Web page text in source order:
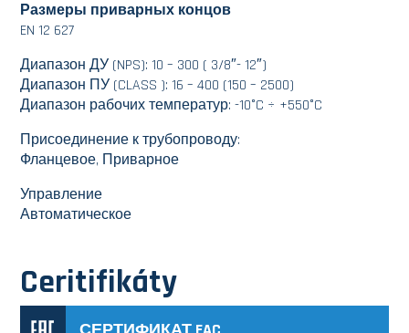
Размеры приварных концов
EN 12 627
Диапазон ДУ (NPS): 10 – 300 ( 3/8″- 12″)
Диапазон ПУ (CLASS ): 16 – 400 (150 – 2500)
Диапазон рабочих температур: -10°C ÷ +550°C
Присоединение к трубопроводу:
Фланцевое, Приварное
Управление
Автоматическое
Ceritifikáty